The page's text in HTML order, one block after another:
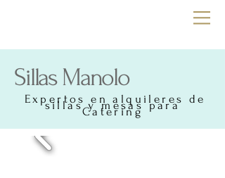
Sillas Manolo
Expertos en alquileres de
sillas y mesas para
Catering